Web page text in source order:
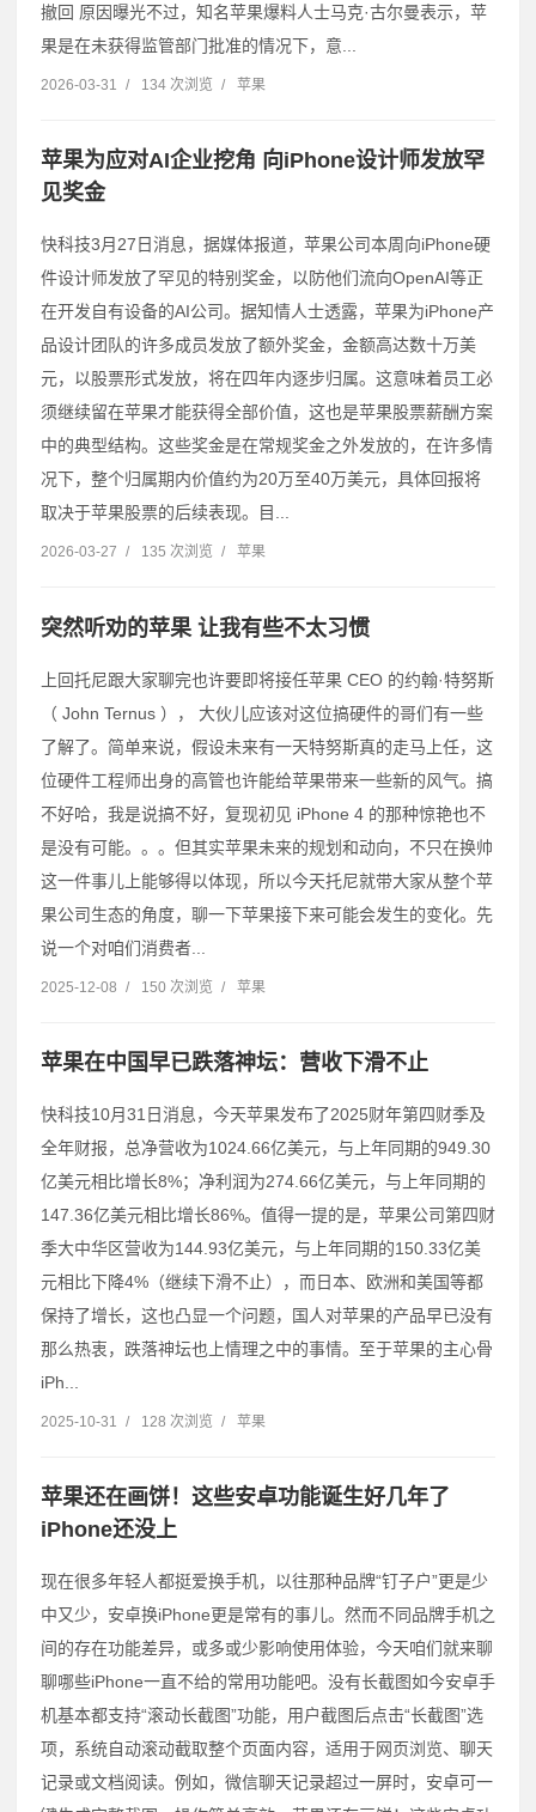
撤回 原因曝光不过，知名苹果爆料人士马克·古尔曼表示，苹
果是在未获得监管部门批准的情况下，意...
2026-03-31 / 134 次浏览 / 苹果
苹果为应对AI企业挖角 向iPhone设计师发放罕
见奖金
快科技3月27日消息，据媒体报道，苹果公司本周向iPhone硬
件设计师发放了罕见的特别奖金，以防他们流向OpenAI等正
在开发自有设备的AI公司。据知情人士透露，苹果为iPhone产
品设计团队的许多成员发放了额外奖金，金额高达数十万美
元，以股票形式发放，将在四年内逐步归属。这意味着员工必
须继续留在苹果才能获得全部价值，这也是苹果股票薪酬方案
中的典型结构。这些奖金是在常规奖金之外发放的，在许多情
况下，整个归属期内价值约为20万至40万美元，具体回报将
取决于苹果股票的后续表现。目...
2026-03-27 / 135 次浏览 / 苹果
突然听劝的苹果 让我有些不太习惯
上回托尼跟大家聊完也许要即将接任苹果 CEO 的约翰·特努斯
（ John Ternus ）， 大伙儿应该对这位搞硬件的哥们有一些
了解了。简单来说，假设未来有一天特努斯真的走马上任，这
位硬件工程师出身的高管也许能给苹果带来一些新的风气。搞
不好哈，我是说搞不好，复现初见 iPhone 4 的那种惊艳也不
是没有可能。。。但其实苹果未来的规划和动向，不只在换帅
这一件事儿上能够得以体现，所以今天托尼就带大家从整个苹
果公司生态的角度，聊一下苹果接下来可能会发生的变化。先
说一个对咱们消费者...
2025-12-08 / 150 次浏览 / 苹果
苹果在中国早已跌落神坛：营收下滑不止
快科技10月31日消息，今天苹果发布了2025财年第四财季及
全年财报，总净营收为1024.66亿美元，与上年同期的949.30
亿美元相比增长8%；净利润为274.66亿美元，与上年同期的
147.36亿美元相比增长86%。值得一提的是，苹果公司第四财
季大中华区营收为144.93亿美元，与上年同期的150.33亿美
元相比下降4%（继续下滑不止），而日本、欧洲和美国等都
保持了增长，这也凸显一个问题，国人对苹果的产品早已没有
那么热衷，跌落神坛也上情理之中的事情。至于苹果的主心骨
iPh...
2025-10-31 / 128 次浏览 / 苹果
苹果还在画饼！这些安卓功能诞生好几年了
iPhone还没上
现在很多年轻人都挺爱换手机，以往那种品牌“钉子户”更是少
中又少，安卓换iPhone更是常有的事儿。然而不同品牌手机之
间的存在功能差异，或多或少影响使用体验，今天咱们就来聊
聊哪些iPhone一直不给的常用功能吧。没有长截图如今安卓手
机基本都支持“滚动长截图”功能，用户截图后点击“长截图”选
项，系统自动滚动截取整个页面内容，适用于网页浏览、聊天
记录或文档阅读。例如，微信聊天记录超过一屏时，安卓可一